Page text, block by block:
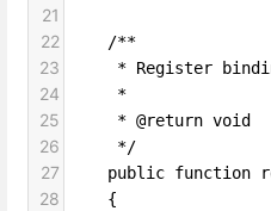
21
22
    /**
23
* Register
24
     *
25
     * @return void
26
     */
27
public function
28
    {